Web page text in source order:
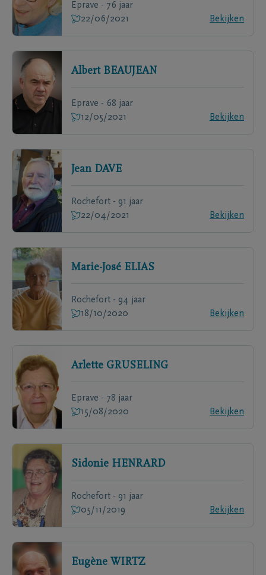
Eprave - 76 jaar
22/06/2021
Bekijken
Albert BEAUJEAN
Eprave - 68 jaar
12/05/2021
Bekijken
Jean DAVE
Rochefort - 91 jaar
22/04/2021
Bekijken
Marie-José ELIAS
Rochefort - 94 jaar
18/10/2020
Bekijken
Arlette GRUSELING
Eprave - 78 jaar
15/08/2020
Bekijken
Sidonie HENRARD
Rochefort - 91 jaar
05/11/2019
Bekijken
Eugène WIRTZ